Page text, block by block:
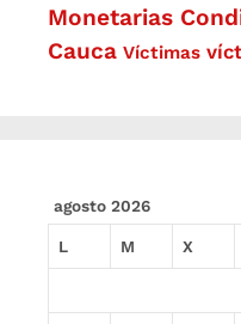
Monetarias
Cauca Víctimas
agosto 2026
L M X